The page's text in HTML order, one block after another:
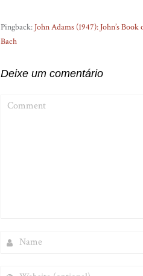
Pingback: John Adams (1947): John’s
Bach
Deixe um comentário